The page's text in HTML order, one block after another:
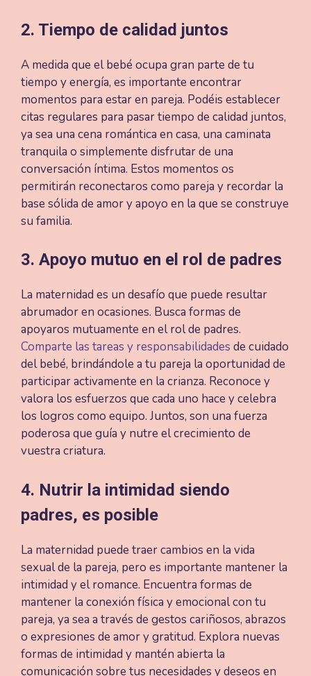
2. Tiempo de calidad juntos
A medida que el bebé ocupa gran parte de tu
tiempo y energía, es importante encontrar
momentos para estar en pareja. Podéis establecer
citas regulares para pasar tiempo de calidad juntos,
ya sea una cena romántica en casa, una caminata
tranquila o simplemente disfrutar de una
conversación íntima. Estos momentos os
permitirán reconectaros como pareja y recordar la
base sólida de amor y apoyo en la que se construye
su familia.
3. Apoyo mutuo en el rol de padres
La maternidad es un desafío que puede resultar
abrumador en ocasiones. Busca formas de
apoyaros mutuamente en el rol de padres.
Comparte las tareas y responsabilidades de cuidado
del bebé, brindándole a tu pareja la oportunidad de
participar activamente en la crianza. Reconoce y
valora los esfuerzos que cada uno hace y celebra
los logros como equipo. Juntos, son una fuerza
poderosa que guía y nutre el crecimiento de
vuestra criatura.
4. Nutrir la intimidad siendo
padres, es posible
La maternidad puede traer cambios en la vida
sexual de la pareja, pero es importante mantener la
intimidad y el romance. Encuentra formas de
mantener la conexión física y emocional con tu
pareja, ya sea a través de gestos cariñosos, abrazos
o expresiones de amor y gratitud. Explora nuevas
formas de intimidad y mantén abierta la
comunicación sobre tus necesidades y deseos en